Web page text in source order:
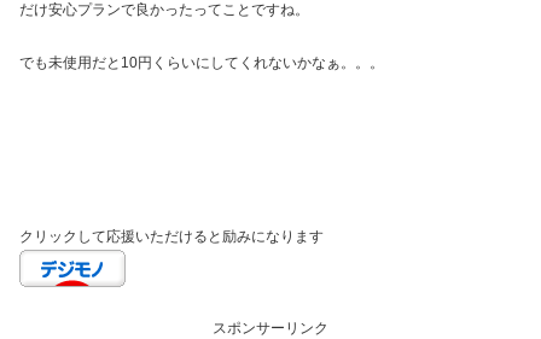
だけ安心プランで良かったってことですね。
でも未使用だと10円くらいにしてくれないかなぁ。。。
クリックして応援いただけると励みになります
スポンサーリンク